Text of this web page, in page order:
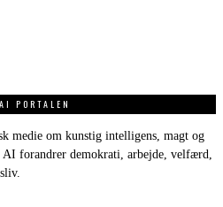
PORTALEN
medie om kunstig intelligens, magt og
forandrer demokrati, arbejde, velfærd,